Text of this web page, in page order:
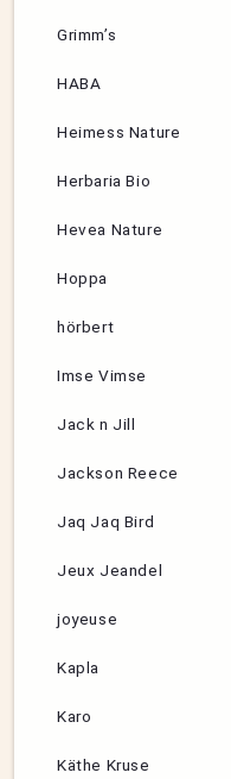
Grimm’s
HABA
Heimess Nature
Herbaria Bio
Hevea Nature
Hoppa
hörbert
Imse Vimse
Jack n Jill
Jackson Reece
Jaq Jaq Bird
Jeux Jeandel
joyeuse
Kapla
Karo
Käthe Kruse